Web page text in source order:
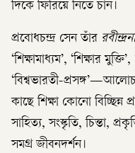
দিকে ফিরিয়ে নিতে চান।
প্রবোধচন্দ্র সেন তাঁর
‘শিক্ষামাধ্যম’, ‘শিক্ষার
‘বিশ্বভারতী-
কাছে শিক্ষা কোনো বিচ্ছিন্ন
সাহিত্য, সংস্কৃতি, চিন্তা,
সমগ্র জীবনদর্শন।